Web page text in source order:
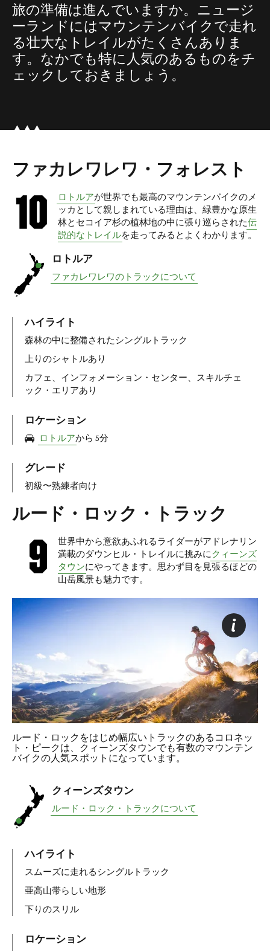
旅の準備は進んでいますか。ニュージ
ーランドにはマウンテンバイクで走れ
る壮大なトレイルがたくさんありま
す。なかでも特に人気のあるものをチ
ェックしておきましょう。
ファカレワレワ・フォレスト
ロトルアが世界でも最高のマウンテンバイクのメ
ッカとして親しまれている理由は、緑豊かな原生
林とセコイア杉の植林地の中に張り巡らされた伝
説的なトレイルを走ってみるとよくわかります。
ロトルア
ファカレワレワのトラックについて
ハイライト
森林の中に整備されたシングルトラック
上りのシャトルあり
カフェ、インフォメーション・センター、スキルチェ
ック・エリアあり
ロケーション
ロトルアから 5分
グレード
初級〜熟練者向け
ルード・ロック・トラック
世界中から意欲あふれるライダーがアドレナリン
満載のダウンヒル・トレイルに挑みにクィーンズ
タウンにやってきます。思わず目を見張るほどの
山岳風景も魅力です。
ルード・ロックをはじめ幅広いトラックのあるコロネッ
ト・ピークは、クィーンズタウンでも有数のマウンテン
バイクの人気スポットになっています。
クィーンズタウン
ルード・ロック・トラックについて
ハイライト
スムーズに走れるシングルトラック
亜高山帯らしい地形
下りのスリル
ロケーション